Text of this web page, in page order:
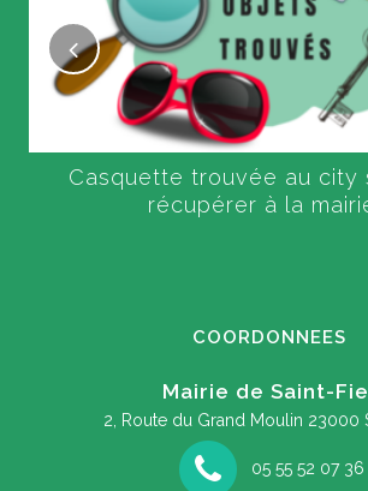
Casquette trouvée au city
récupérer à la
COORDONNEES
Mairie de Saint-
2, Route du Grand Moulin 23000
05 55 52 07 36